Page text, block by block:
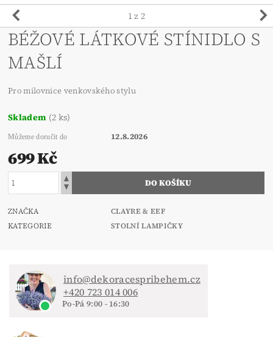
1 z 2
BÉŽOVÉ LÁTKOVÉ STÍNIDLO S
MAŠLÍ
Pro milovnice venkovského stylu
Skladem (2 ks)
Můžeme doručit do 12.8.2026
699 Kč
ZNAČKA
CLAYRE & EEF
KATEGORIE
STOLNÍ LAMPIČKY
info@dekoracespribehem.cz
+420 723 014 006
Po-Pá 9:00 - 16:30